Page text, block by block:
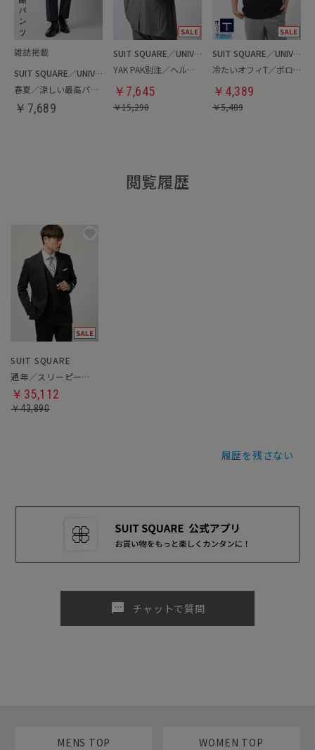
SUIT SQUARE／UNIVERSAL LANGUAGE
春夏／涼しい最高パンツ
￥ 7,689
SUIT SQUARE／UNIVERSAL LANGUAGE
YAK PAK別注／ヘルメットバッグ
￥ 7,645
￥15,290
SUIT SQUARE／UNIVERSAL LANGUAGE
冷たいオフィT／ポロシャツ
￥ 4,389
￥5,489
閲覧履歴
SUIT SQUARE
通年／スリーピーススーツ
￥35,112
￥43,890
履歴を残さない
sms チャットで質問
MENS TOP WOMEN TOP